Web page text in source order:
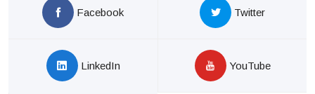
Facebook Twitter
LinkedIn YouTube